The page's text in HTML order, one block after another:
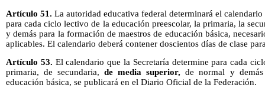
Artículo 51. La autoridad educativa federal determinará el
para cada ciclo lectivo de la educación preescolar, la primaria, la
y demás para la formación de maestros de educación básica,
aplicables. El calendario deberá contener doscientos días de clase
Artículo 53. El calendario que la Secretaría determine para cada
primaria, de secundaria,de media superior, de normal y
educación básica, se publicará en el Diario Oficial de la Federación.